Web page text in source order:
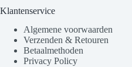
Klantenservice
Algemene voorwaarden
Verzenden & Retouren
Betaalmethoden
Privacy Policy